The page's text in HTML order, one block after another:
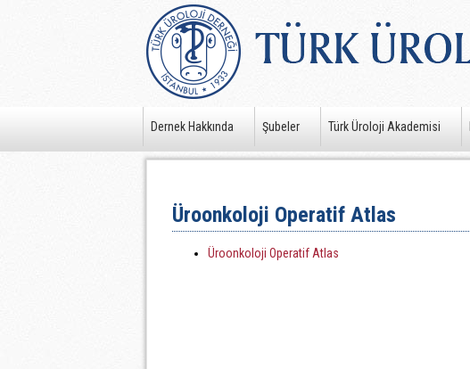
Dernek Hakkında Şubeler Türk Üroloji Akademisi
Üroonkoloji Operatif Atlas
Üroonkoloji Operatif Atlas